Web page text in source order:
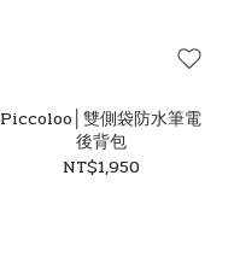
Piccoloo│雙側袋防水筆電
後背包
NT$1,950